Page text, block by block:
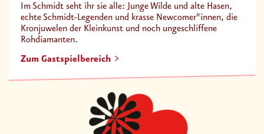
Im Schmidt seht ihr sie alle: Junge Wilde und alte Hasen,
echte Schmidt-Legenden und krasse Newcomer*innen, die
Kronjuwelen der Kleinkunst und noch ungeschliffene
Rohdiamanten.
Zum Gastspielbereich